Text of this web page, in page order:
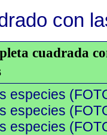
con
cuadrada
especies
especies
especies